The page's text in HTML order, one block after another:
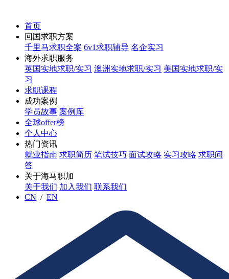
首页
回国求职方案
千里马求职全案 6v1求职辅导 名企实习
海外求职服务
英国实地求职/实习 澳洲实地求职/实习 美国实地求职/实
习
求职课程
成功案例
学员故事 案例库
全球offer榜
个人中心
热门资讯
就业指南 求职简历 笔试技巧 面试攻略 实习攻略 求职问
答
关于海马职加
关于我们 加入我们 联系我们
CN / EN